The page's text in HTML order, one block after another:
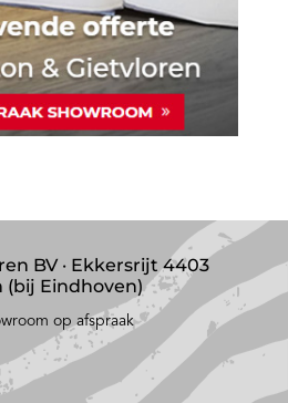
BV · Ekkersrijt 4403
(bij Eindhoven)
op afspraak